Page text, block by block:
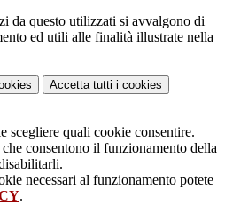
da questo utilizzati si avvalgono di
ed utili alle finalità illustrate nella
Accetta tutti i cookies
scegliere quali cookie consentire.
consentono il funzionamento della
necessari al funzionamento potete
.